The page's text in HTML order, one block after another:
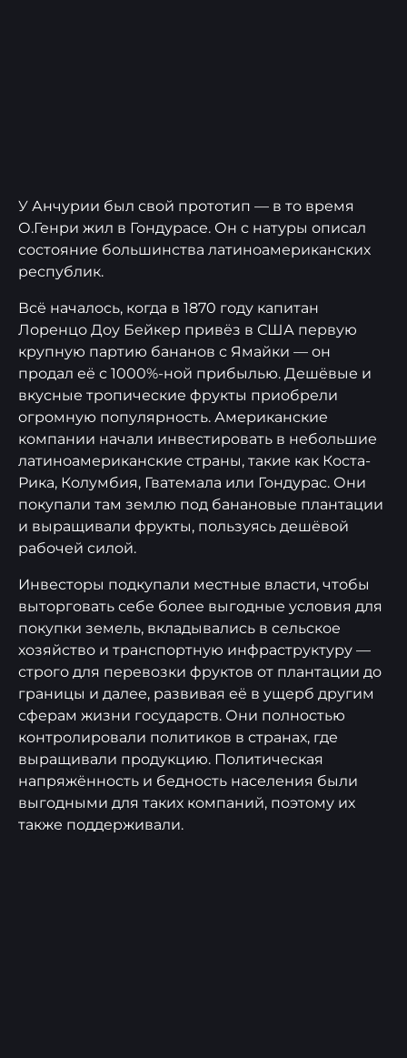
У Анчурии был свой прототип — в то время
О.Генри жил в Гондурасе. Он с натуры описал
состояние большинства латиноамериканских
республик.
Всё началось, когда в 1870 году капитан
Лоренцо Доу Бейкер привёз в США первую
крупную партию бананов с Ямайки — он
продал её с 1000%-ной прибылью. Дешёвые и
вкусные тропические фрукты приобрели
огромную популярность. Американские
компании начали инвестировать в небольшие
латиноамериканские страны, такие как Коста-
Рика, Колумбия, Гватемала или Гондурас. Они
покупали там землю под банановые плантации
и выращивали фрукты, пользуясь дешёвой
рабочей силой.
Инвесторы подкупали местные власти, чтобы
выторговать себе более выгодные условия для
покупки земель, вкладывались в сельское
хозяйство и транспортную инфраструктуру —
строго для перевозки фруктов от плантации до
границы и далее, развивая её в ущерб другим
сферам жизни государств. Они полностью
контролировали политиков в странах, где
выращивали продукцию. Политическая
напряжённость и бедность населения были
выгодными для таких компаний, поэтому их
также поддерживали.